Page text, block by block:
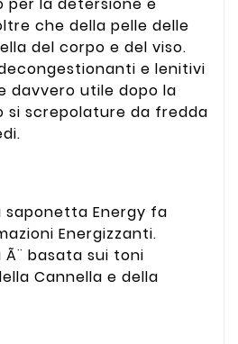
che della pelle delle
del corpo e del viso.
e lenitivi
davvero utile dopo la
si screpolature da fredda
saponetta Energy fa
Energizzanti.
basata sui toni
Cannella e della